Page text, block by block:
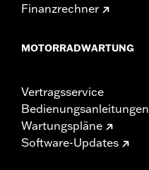
Finanzrechner
MOTORRADWARTUNG
Vertragsservice
Bedienungsanleitungen
Wartungspläne
Software-Updates